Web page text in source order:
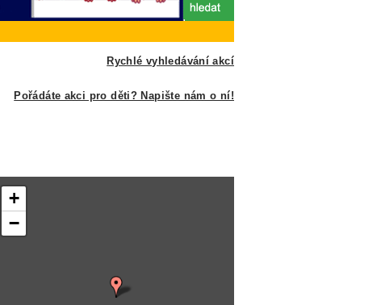
Rychlé vyhledávání akcí
Pořádáte akci pro děti? Napište nám o ní!
+
−